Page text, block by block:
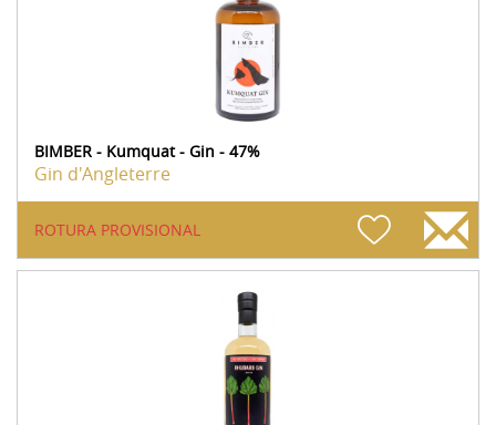
BIMBER - Kumquat - Gin - 47%
Gin d'Angleterre
ROTURA PROVISIONAL